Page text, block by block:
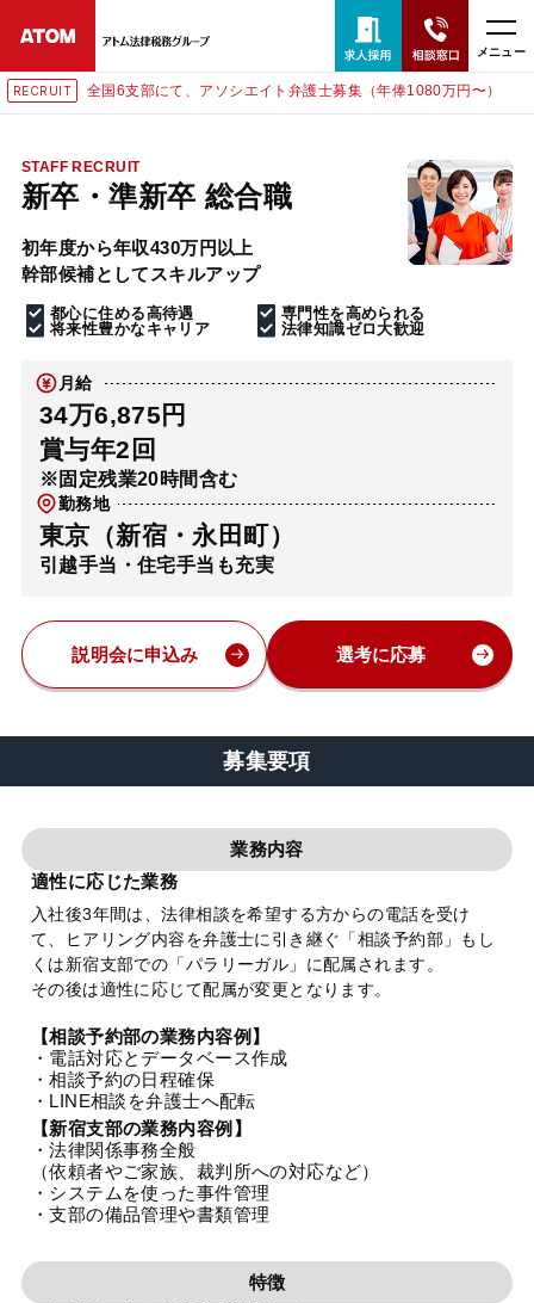
メニュー
国6支部にて、アソシエイト弁護士募集（年俸1080万円〜） RECRUIT
STAFF RECRUIT
新卒・準新卒 総合職
初年度から年収430万円以上
幹部候補としてスキルアップ
都心に住める高待遇
専門性を高められる
将来性豊かなキャリア
法律知識ゼロ大歓迎
月給
34万6,875円
賞与年2回
※固定残業20時間含む
勤務地
東京（新宿・永田町）
引越手当・住宅手当も充実
説明会に申込み 選考に応募
募集要項
業務内容
適性に応じた業務
入社後3年間は、法律相談を希望する方からの電話を受け
て、ヒアリング内容を弁護士に引き継ぐ「相談予約部」もし
くは新宿支部での「パラリーガル」に配属されます。
その後は適性に応じて配属が変更となります。
【相談予約部の業務内容例】
・電話対応とデータベース作成
・相談予約の日程確保
・LINE相談を弁護士へ配転
【新宿支部の業務内容例】
・法律関係事務全般
（依頼者やご家族、裁判所への対応など）
・システムを使った事件管理
・支部の備品管理や書類管理
特徴
24時間365日全国対応
無料相談窓口はこちら
電話・LINE・メールで相談予約受付中
ホーム
解決実績
アクセス
弁護士・税理士
お知らせ
特設サイト
法人グループ
プライバシーポリシー 利用規約 内部通報
TikTok受賞 定義集